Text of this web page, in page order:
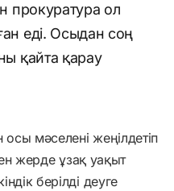
прокуратура ол
еді. Осыдан соң
қайта қарау
мәселені жеңілдетіп
жерде ұзақ уақыт
берілді деуге